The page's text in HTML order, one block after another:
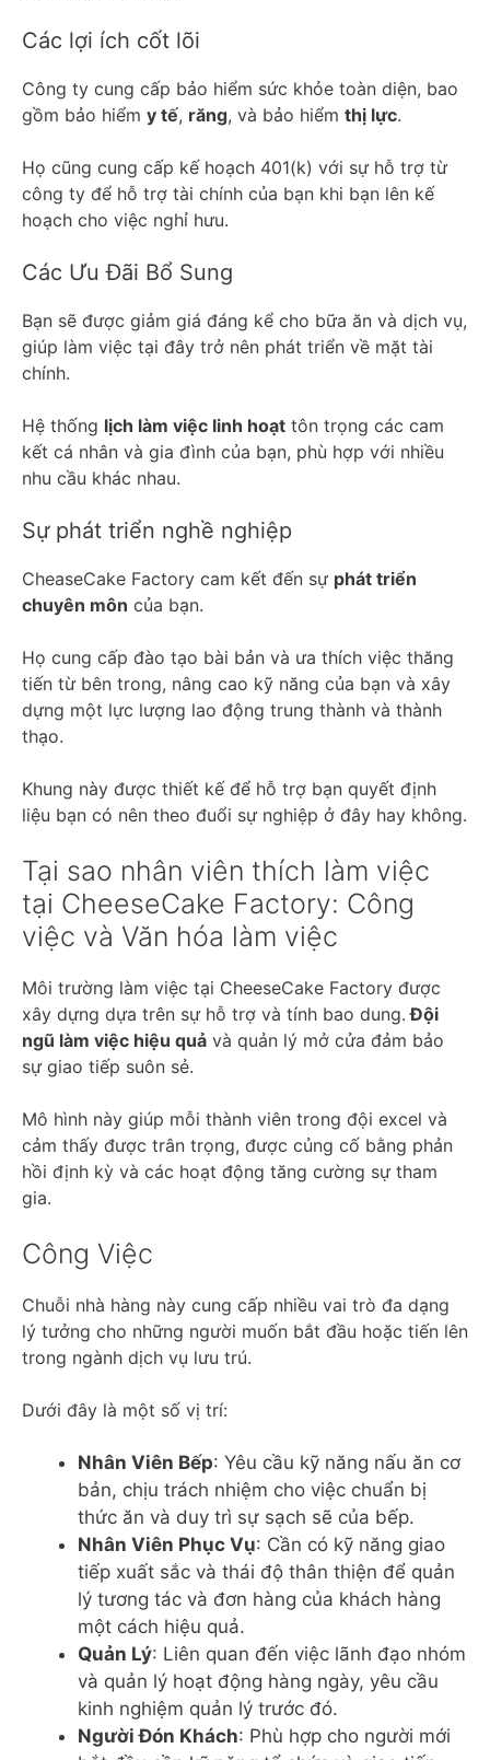
Các lợi ích cốt lõi
Công ty cung cấp bảo hiểm sức khỏe toàn diện, bao
gồm bảo hiểm y tế, răng, và bảo hiểm thị lực.
Họ cũng cung cấp kế hoạch 401(k) với sự hỗ trợ từ
công ty để hỗ trợ tài chính của bạn khi bạn lên kế
hoạch cho việc nghỉ hưu.
Các Ưu Đãi Bổ Sung
Bạn sẽ được giảm giá đáng kể cho bữa ăn và dịch vụ,
giúp làm việc tại đây trở nên phát triển về mặt tài
chính.
Hệ thống lịch làm việc linh hoạt tôn trọng các cam
kết cá nhân và gia đình của bạn, phù hợp với nhiều
nhu cầu khác nhau.
Sự phát triển nghề nghiệp
CheaseCake Factory cam kết đến sự phát triển
chuyên môn của bạn.
Họ cung cấp đào tạo bài bản và ưa thích việc thăng
tiến từ bên trong, nâng cao kỹ năng của bạn và xây
dựng một lực lượng lao động trung thành và thành
thạo.
Khung này được thiết kế để hỗ trợ bạn quyết định
liệu bạn có nên theo đuổi sự nghiệp ở đây hay không.
Tại sao nhân viên thích làm việc
tại CheeseCake Factory: Công
việc và Văn hóa làm việc
Môi trường làm việc tại CheeseCake Factory được
xây dựng dựa trên sự hỗ trợ và tính bao dung. Đội
ngũ làm việc hiệu quả và quản lý mở cửa đảm bảo
sự giao tiếp suôn sẻ.
Mô hình này giúp mỗi thành viên trong đội excel và
cảm thấy được trân trọng, được củng cố bằng phản
hồi định kỳ và các hoạt động tăng cường sự tham
gia.
Công Việc
Chuỗi nhà hàng này cung cấp nhiều vai trò đa dạng
lý tưởng cho những người muốn bắt đầu hoặc tiến lên
trong ngành dịch vụ lưu trú.
Dưới đây là một số vị trí:
Nhân Viên Bếp: Yêu cầu kỹ năng nấu ăn cơ
bản, chịu trách nhiệm cho việc chuẩn bị
thức ăn và duy trì sự sạch sẽ của bếp.
Nhân Viên Phục Vụ: Cần có kỹ năng giao
tiếp xuất sắc và thái độ thân thiện để quản
lý tương tác và đơn hàng của khách hàng
một cách hiệu quả.
Quản Lý: Liên quan đến việc lãnh đạo nhóm
và quản lý hoạt động hàng ngày, yêu cầu
kinh nghiệm quản lý trước đó.
Người Đón Khách: Phù hợp cho người mới